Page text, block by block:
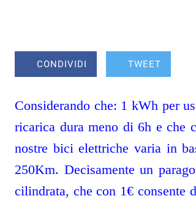
CONDIVIDI TWEET
Considerando che: 1 kWh per
ricarica dura meno di 6h e che
nostre bici elettriche varia in
250Km. Decisamente un
cilindrata, che con 1€ consente